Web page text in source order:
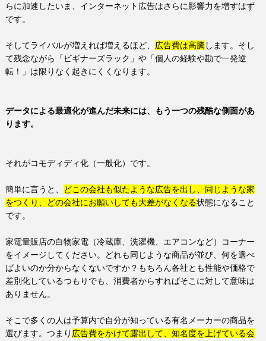
らに加速したいま、インターネット広告はさらに影響力を増すはず
です。
そしてライバルが増えれば増えるほど、 広告費は高騰 します。そし
て残念ながら「ビギナーズラック」や「個人の経験や勘で一発逆
転！」は限りなく起きにくくなります。
データによる最適化が進んだ未来には、もう一つの残酷な側面があ
ります。
それがコモディディ化（一般化）です。
簡単に言うと、
どこの会社も似たような広告を出し、同じような家
をつくり、どの会社にお願いしても大差がなくなる状態になること
です。
家電量販店の白物家電（冷蔵庫、洗濯機、エアコンなど）コーナー
をイメージしてください。どれも同じような商品が並び、何を選べ
ばよいのか分からなくないですか？もちろん各社とも性能や価格で
差別化しているつもりでも、消費者からすればそこに対して意味は
ありません。
そこで多くの人は予算内で自分が知っている有名メーカーの商品を
選びます。つまり 広告費をかけて露出して、知名度を上げている会